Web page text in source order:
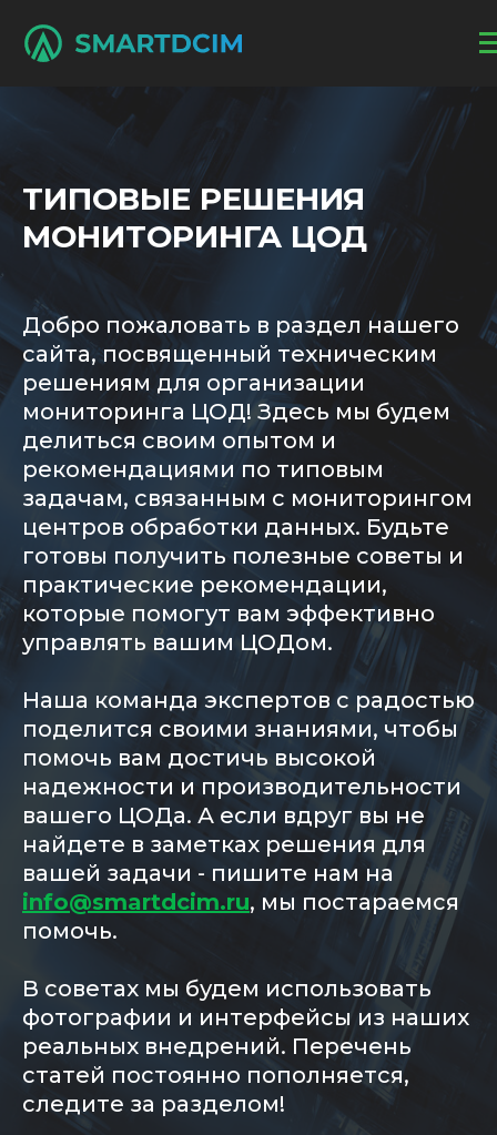
ТИПОВЫЕ РЕШЕНИЯ
МОНИТОРИНГА ЦОД
Добро пожаловать в раздел нашего
сайта, посвященный техническим
решениям для организации
мониторинга ЦОД! Здесь мы будем
делиться своим опытом и
рекомендациями по типовым
задачам, связанным с мониторингом
центров обработки данных. Будьте
готовы получить полезные советы и
практические рекомендации,
которые помогут вам эффективно
управлять вашим ЦОДом.
Наша команда экспертов с радостью
поделится своими знаниями, чтобы
помочь вам достичь высокой
надежности и производительности
вашего ЦОДа. А если вдруг вы не
найдете в заметках решения для
вашей задачи - пишите нам на
info@smartdcim.ru, мы постараемся
помочь.
В советах мы будем использовать
фотографии и интерфейсы из наших
реальных внедрений. Перечень
статей постоянно пополняется,
следите за разделом!